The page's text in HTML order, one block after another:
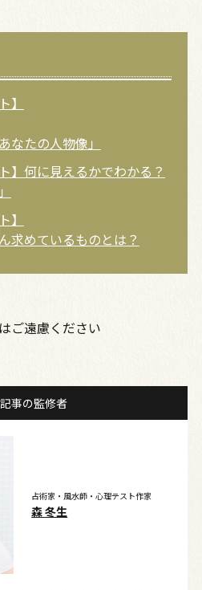
】
なたの人物像」
】何に見えるかでわかる？
】
求めているものとは？
ご遠慮ください
事の監修者
占術家・風水師・心理テスト作家
森 冬生